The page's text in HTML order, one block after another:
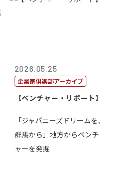
2026.05.25
企業家倶楽部アーカイブ
【ベンチャー・リポート】
「ジャパニーズドリームを、
群馬から」地方からベンチ
ャーを発掘